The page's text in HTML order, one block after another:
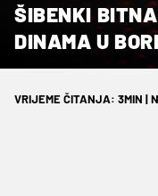
ŠIBENKI
DINAMA U
VRIJEME ČITANJA: 3MIN |